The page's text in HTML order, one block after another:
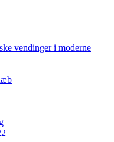
vendinger i moderne